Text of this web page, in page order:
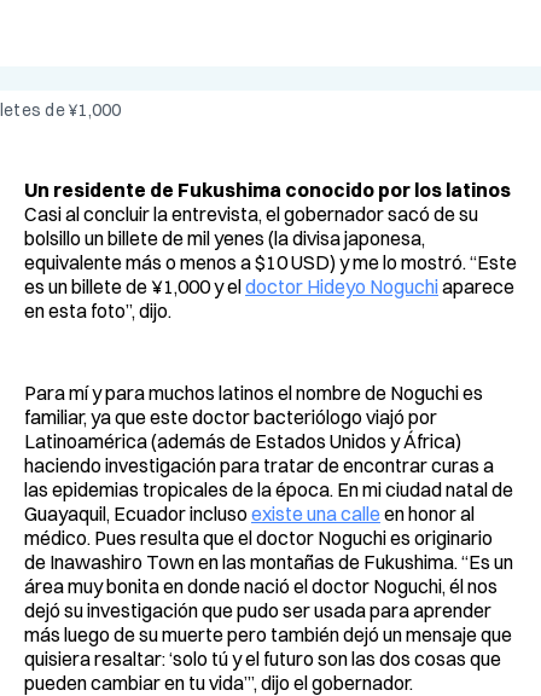
de ¥1,000
Un residente de Fukushima conocido por los latinos
Casi al concluir la entrevista, el gobernador sacó de su
bolsillo un billete de mil yenes (la divisa japonesa,
equivalente más o menos a $10 USD) y me lo mostró. “Este
es un billete de ¥1,000 y eldoctor Hideyo Noguchiaparece
en esta foto”, dijo.
Para mí y para muchos latinos el nombre de Noguchi es
familiar, ya que este doctor bacteriólogo viajó por
Latinoamérica (además de Estados Unidos y África)
haciendo investigación para tratar de encontrar curas a
las epidemias tropicales de la época. En mi ciudad natal de
Guayaquil, Ecuador incluso existe una calleen honor al
médico. Pues resulta que el doctor Noguchi es originario
de Inawashiro Town en las montañas de Fukushima. “Es un
área muy bonita en donde nació el doctor Noguchi, él nos
dejó su investigación que pudo ser usada para aprender
más luego de su muerte pero también dejó un mensaje que
quisiera resaltar: ‘solo tú y el futuro son las dos cosas que
pueden cambiar en tu vida’”, dijo el gobernador.